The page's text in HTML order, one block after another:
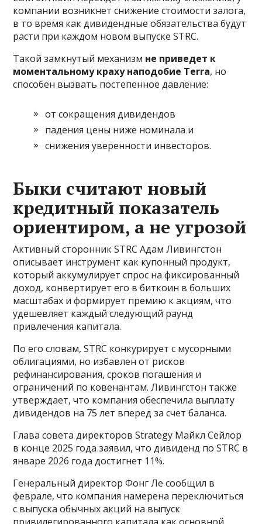
компании возникнет снижение стоимости залога,
в то время как дивидендные обязательства будут
расти при каждом новом выпуске STRC.
Такой замкнутый механизм не приведет к
моментальному краху наподобие Terra, но
способен вызвать постепенное давление:
от сокращения дивидендов
падения цены ниже номинала и
снижения уверенности инвесторов.
Быки считают новый
кредитный показатель
ориентиром, а не угрозой
Активный сторонник STRC Адам Ливингстон
описывает инструмент как купонный продукт,
который аккумулирует спрос на фиксированный
доход, конвертирует его в биткоин в больших
масштабах и формирует премию к акциям, что
удешевляет каждый следующий раунд
привлечения капитала.
По его словам, STRC конкурирует с мусорными
облигациями, но избавлен от рисков
рефинансирования, сроков погашения и
ограничений по ковенантам. Ливингстон также
утверждает, что компания обеспечила выплату
дивидендов на 75 лет вперед за счет баланса.
Глава совета директоров Strategy Майкл Сейлор
в конце 2025 года заявил, что дивиденд по STRC в
январе 2026 года достигнет 11%.
Генеральный директор Фонг Ле сообщил в
феврале, что компания намерена переключиться
с выпуска обычных акций на выпуск